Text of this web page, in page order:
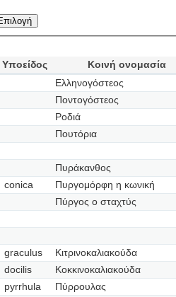
Υποείδος
Κοινή ονομασία
Ελληνογόστεος
Ποντογόστεος
Ροδιά
Πουτόρια
Πυράκανθος
conica
Πυργομόρφη η κωνική
Πύργος ο σταχτύς
graculus
Κιτρινοκαλιακούδα
docilis
Κοκκινοκαλιακούδα
pyrrhula
Πύρρουλας